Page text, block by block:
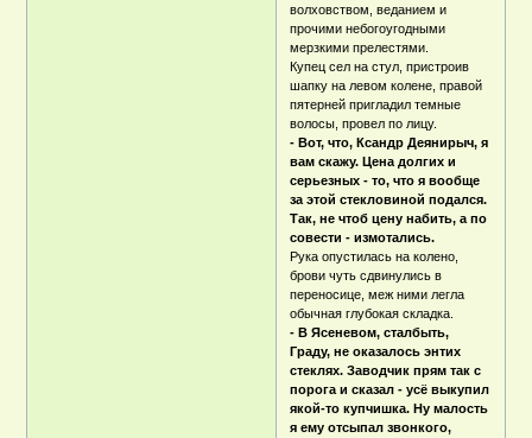
волховством, веданием и
прочими небогоугодными
мерзкими прелестями.
Купец сел на стул, пристроив
шапку на левом колене, правой
пятерней пригладил темные
волосы, провел по лицу.
- Вот, что, Ксандр Деянирыч, я
вам скажу. Цена долгих и
серьезных - то, что я вообще
за этой стекловиной подался.
Так, не чтоб цену набить, а по
совести - измотались.
Рука опустилась на колено,
брови чуть сдвинулись в
переносице, меж ними легла
обычная глубокая складка.
- В Ясеневом, сталбыть,
Граду, не оказалось энтих
стеклях. Заводчик прям так с
порога и сказал - усё выкупил
якой-то купчишка. Ну малость
я ему отсыпал звонкого,